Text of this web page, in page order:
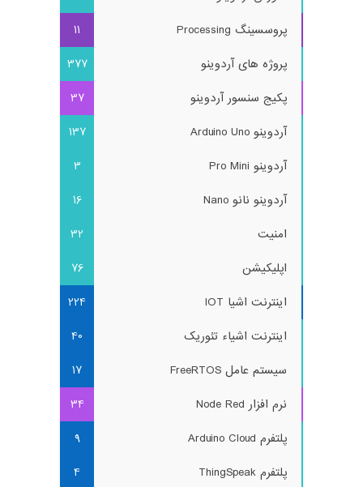
پروسسینگ Processing
11
پروژه های آردوینو
377
پکیج سنسور آردوینو
37
آردوینو Arduino Uno
137
آردوینو Pro Mini
3
آردوینو نانو Nano
16
امنیت
32
اپلیکیشن
76
اینترنت اشیا IOT
224
اینترنت اشیاء تئوریک
40
سیستم عامل FreeRTOS
17
نرم افزار Node Red
34
پلتفرم Arduino Cloud
9
پلتفرم ThingSpeak
4